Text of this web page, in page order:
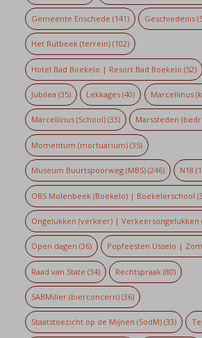
Gemeente Enschede (141) Geschiedenis
Het Rutbeek (terrein)(102)
Hotel Bad Boekelo | Resort Bad Boekelo (52)
Jubilea (35) Lekkages (40) Marcellinus
Marcellinus (School)(33) Marssteden
Momentum (mortuarium)(35)
Museum Buurtspoorweg (MBS)(246) N18
OBS Molenbeek (Boekelo) | Boekelerschool
Ongelukken (verkeer) | Verkeersongelukken
Open dagen (36) Popfeesten Usselo |
Raad van State (34) Rechtspraak (80)
SABMiller (bierconcern)(36)
Staatstoezicht op de Mijnen (SodM)(33)